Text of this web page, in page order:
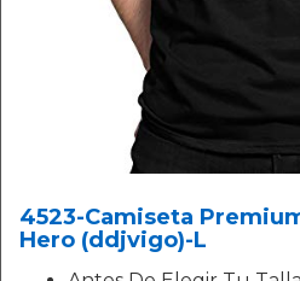
4523-Camiseta
Hero (ddjvigo)-L